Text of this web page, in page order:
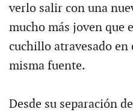
verlo salir con una
mucho más joven que
cuchillo atravesado
misma fuente.
Desde su separación